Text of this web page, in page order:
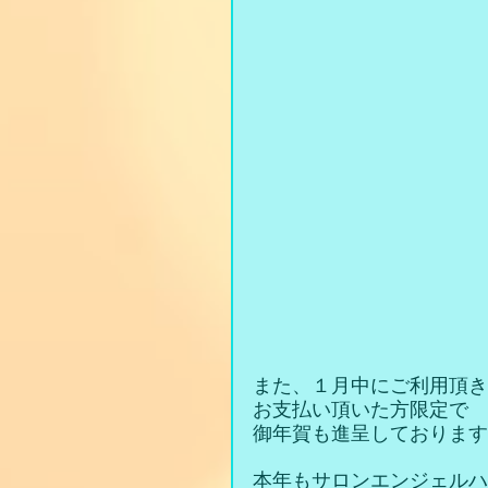
また、１月中にご利用頂き
お支払い頂いた方限定で
御年賀も進呈しておりま
本年もサロンエンジェル